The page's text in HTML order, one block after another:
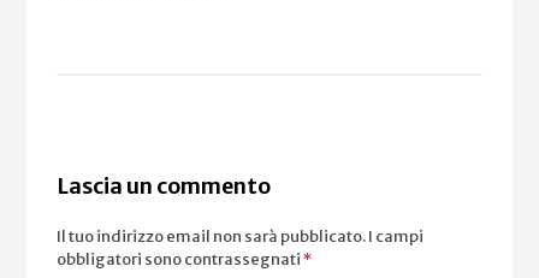
Lascia un commento
Il tuo indirizzo email non sarà pubblicato.I campi
obbligatori sono contrassegnati*